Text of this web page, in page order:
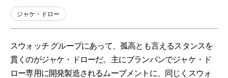
ジャケ・ドロー
スウォッチ グループにあって、孤高とも言えるスタンスを
貫くのがジャケ・ドローだ。主にブランパンでジャケ・ド
ロー専用に開発製造されるムーブメントに、同じくスウォ